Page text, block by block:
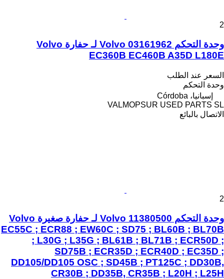
2
وحدة التحكم Volvo 03161962 لـ حفارة Volvo
EC360B EC460B A35D L180E
السعر عند الطلب
وحدة التحكم
إسبانيا، Córdoba
VALMOPSUR USED PARTS SL
الاتصال بالبائع
2
وحدة التحكم Volvo 11380500 لـ حفارة صغيرة Volvo
EC55C ; ECR88 ; EW60C ; SD75 ; BL60B ; BL70B
; L30G ; L35G ; BL61B ; BL71B ; ECR50D ;
SD75B ; ECR35D ; ECR40D ; EC35D ;
DD105/DD105 OSC ; SD45B ; PT125C ; DD30B,
CR30B ; DD35B, CR35B ; L20H ; L25H